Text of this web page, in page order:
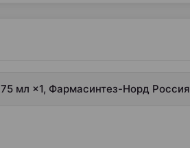
мл ×1, Фармасинтез-Норд Россия